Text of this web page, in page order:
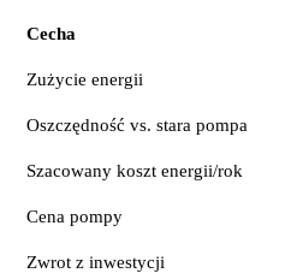
Cecha
Zużycie energii
Oszczędność vs. stara pompa
Szacowany koszt energii/rok
Cena pompy
Zwrot z inwestycji